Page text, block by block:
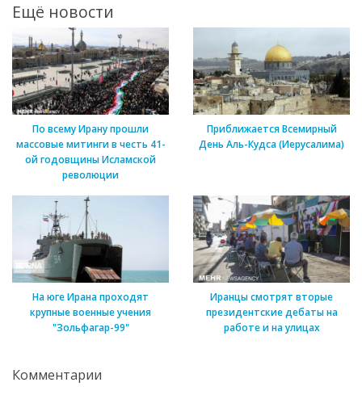
Ещё новости
По всему Ирану прошли
массовые митинги в честь 41-
ой годовщины Исламской
революции
Приближается Всемирный
День Аль-Кудса (Иерусалима)
На юге Ирана проходят
крупные военные учения
"Зольфагар-99"
Иранцы смотрят вторые
президентские дебаты на
работе и на улицах
Комментарии